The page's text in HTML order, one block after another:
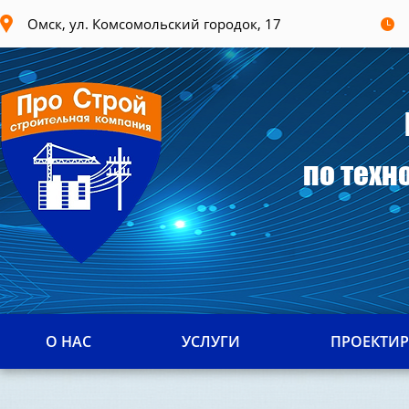
Омск, ул. Комсомольский городок, 17
по
О НАС УСЛУГИ